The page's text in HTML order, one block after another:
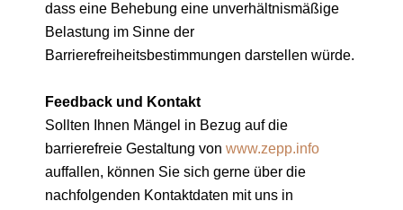
dass eine Behebung eine unverhältnismäßige
Belastung im Sinne der
Barrierefreiheitsbestimmungen darstellen würde.
Feedback und Kontakt
Sollten Ihnen Mängel in Bezug auf die
barrierefreie Gestaltung von www.zepp.info
auffallen, können Sie sich gerne über die
nachfolgenden Kontaktdaten mit uns in